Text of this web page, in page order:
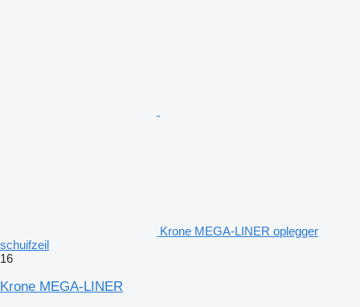
Krone MEGA-LINER oplegger
schuifzeil
16
Krone MEGA-LINER